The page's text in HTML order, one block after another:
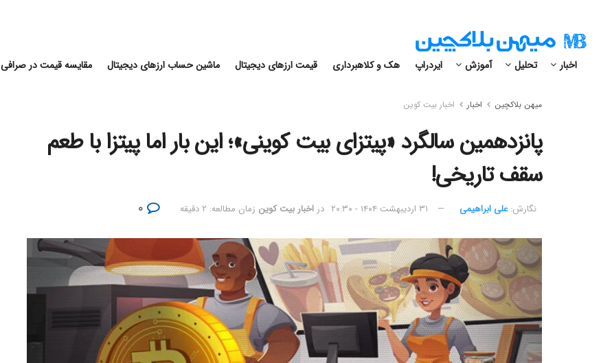
اخبار تحلیل آموزش ایردراپ هک و کلاهبرداری قیمت ارزهای دیجیتال ماشین حساب ارزهای دیجیتال مقایسه قیمت در صرافی
میهن بلاکچین اخبار اخبار بیت کوین
پانزدهمین سالگرد «پیتزای بیت کوینی»؛ این‌ بار اما پیتزا با طعم
سقف تاریخی!
نگارش:‌ علی ابراهیمی ۳۱ اردیبهشت ۱۴۰۴ - ۲۰:۳۰ در اخبار بیت کوین زمان مطالعه: ۲ دقیقه